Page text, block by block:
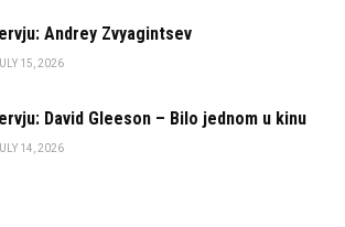
Andrey Zvyagintsev
15, 2026
David Gleeson – Bilo jednom u kinu
14, 2026